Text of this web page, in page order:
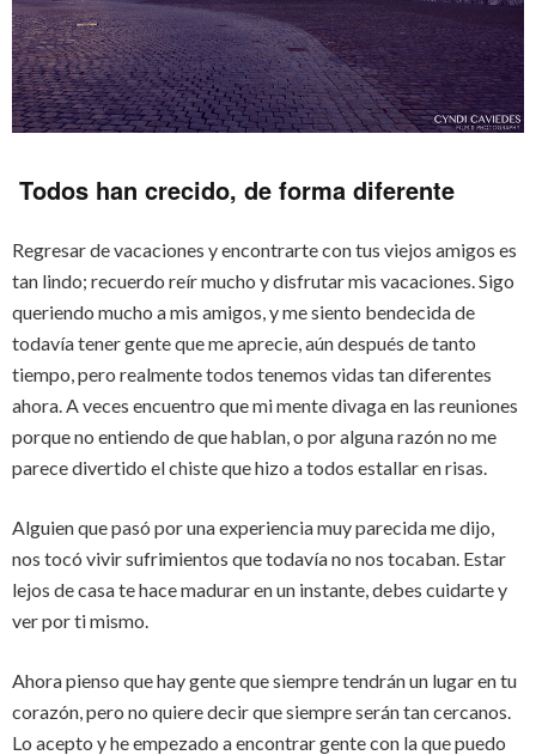
Todos han crecido, de forma diferente
Regresar de vacaciones y encontrarte con tus viejos amigos es
tan lindo; recuerdo reír mucho y disfrutar mis vacaciones. Sigo
queriendo mucho a mis amigos, y me siento bendecida de
todavía tener gente que me aprecie, aún después de tanto
tiempo, pero realmente todos tenemos vidas tan diferentes
ahora. A veces encuentro que mi mente divaga en las reuniones
porque no entiendo de que hablan, o por alguna razón no me
parece divertido el chiste que hizo a todos estallar en risas.
Alguien que pasó por una experiencia muy parecida me dijo,
nos tocó vivir sufrimientos que todavía no nos tocaban. Estar
lejos de casa te hace madurar en un instante, debes cuidarte y
ver por ti mismo.
Ahora pienso que hay gente que siempre tendrán un lugar en tu
corazón, pero no quiere decir que siempre serán tan cercanos.
Lo acepto y he empezado a encontrar gente con la que puedo